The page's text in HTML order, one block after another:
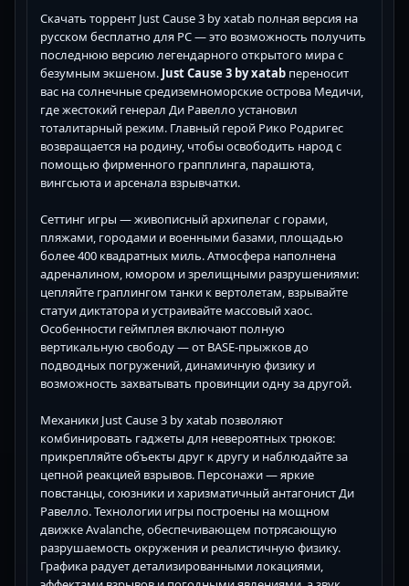
Скачать торрент Just Cause 3 by xatab полная версия на
русском бесплатно для PC — это возможность получить
последнюю версию легендарного открытого мира с
безумным экшеном. Just Cause 3 by xatab переносит
вас на солнечные средиземноморские острова Медичи,
где жестокий генерал Ди Равелло установил
тоталитарный режим. Главный герой Рико Родригес
возвращается на родину, чтобы освободить народ с
помощью фирменного грапплинга, парашюта,
вингсьюта и арсенала взрывчатки.
Сеттинг игры — живописный архипелаг с горами,
пляжами, городами и военными базами, площадью
более 400 квадратных миль. Атмосфера наполнена
адреналином, юмором и зрелищными разрушениями:
цепляйте граплингом танки к вертолетам, взрывайте
статуи диктатора и устраивайте массовый хаос.
Особенности геймплея включают полную
вертикальную свободу — от BASE-прыжков до
подводных погружений, динамичную физику и
возможность захватывать провинции одну за другой.
Механики Just Cause 3 by xatab позволяют
комбинировать гаджеты для невероятных трюков:
прикрепляйте объекты друг к другу и наблюдайте за
цепной реакцией взрывов. Персонажи — яркие
повстанцы, союзники и харизматичный антагонист Ди
Равелло. Технологии игры построены на мощном
движке Avalanche, обеспечивающем потрясающую
разрушаемость окружения и реалистичную физику.
Графика радует детализированными локациями,